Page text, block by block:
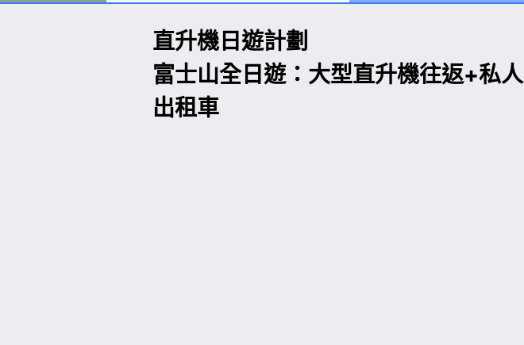
直升機日遊計劃
富士山全日遊：大型直升機往返+私人
出租車